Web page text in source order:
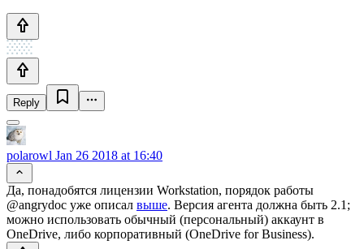
Reply
polarowl Jan 26 2018 at 16:40
Да, понадобятся лицензии Workstation, порядок работы
@angrydoc уже описал выше. Версия агента должна быть 2.1;
можно использовать обычный (персональный) аккаунт в
OneDrive, либо корпоративный (OneDrive for Business).